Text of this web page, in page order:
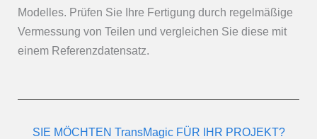
Modelles. Prüfen Sie Ihre Fertigung durch regelmäßige
Vermessung von Teilen und vergleichen Sie diese mit
einem Referenzdatensatz.
SIE MÖCHTEN TransMagic FÜR IHR PROJEKT?